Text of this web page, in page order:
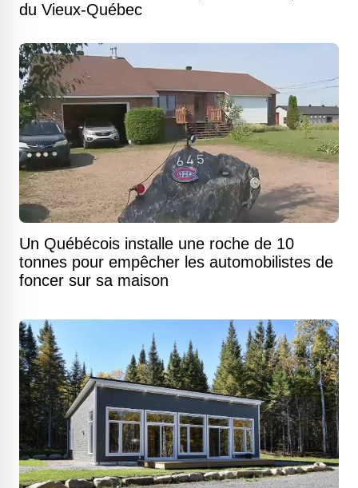
du Vieux-Québec
Un Québécois installe une roche de 10
tonnes pour empêcher les automobilistes de
foncer sur sa maison